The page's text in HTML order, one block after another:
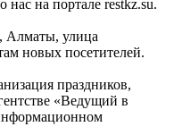
нас на портале restkz.su.
Алматы, улица
новых посетителей.
праздников,
«Ведущий в